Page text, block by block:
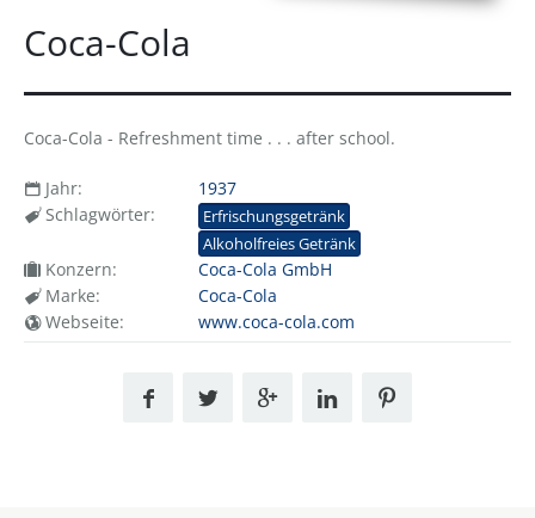
Coca-Cola
Coca-Cola - Refreshment time . . . after school.
Jahr:
1937
Schlagwörter:
Erfrischungsgetränk
Alkoholfreies Getränk
Konzern:
Coca-Cola GmbH
Marke:
Coca-Cola
Webseite:
www.coca-cola.com